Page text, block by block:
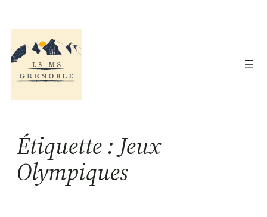
au
contenu
Étiquette :Jeux
Olympiques